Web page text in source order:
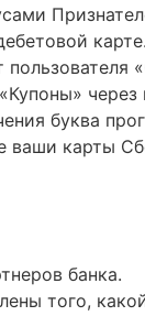
буква
ваши карты
банка.
того,